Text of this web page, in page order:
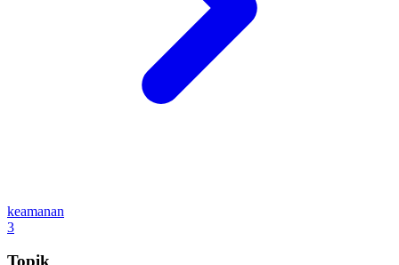
keamanan
3